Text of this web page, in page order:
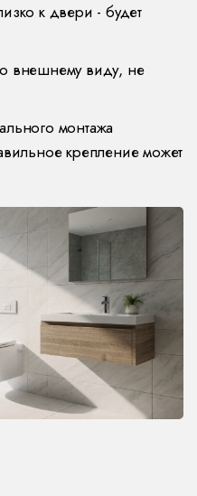
к двери - будет
внешнему виду, не
монтажа
крепление может